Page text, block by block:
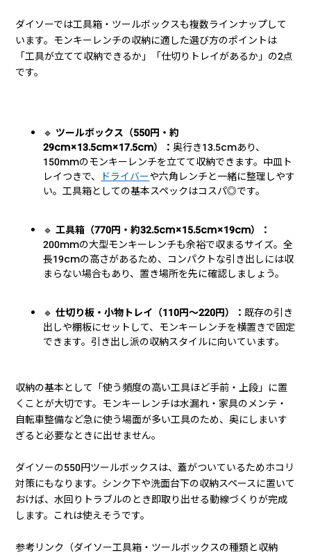
ダイソーでは工具箱・ツールボックスも複数ラインナップして
います。モンキーレンチの収納に適した選び方のポイントは
「工具が立てて収納できるか」「仕切りトレイがあるか」の2点
です。
🔹 ツールボックス（550円・約
29cm×13.5cm×17.5cm）：奥行き13.5cmあり、
150mmのモンキーレンチを立てて収納できます。中皿ト
レイつきで、
ドライバーや六角レンチと一緒に整理しやす
い。工具箱としての基本スペックはコスパ◎です。
🔹工具箱（770円・約32.5cm×15.5cm×19cm）：
200mmの大型モンキーレンチも余裕で収まるサイズ。全
長19cmの高さがあるため、コンパクトな引き出しには収
まらない場合もあり、置き場所を先に確認しましょう。
🔹仕切り板・小物トレイ（110円〜220円）：既存の引き
出しや棚板にセットして、モンキーレンチを横置きで固定
できます。引き出し派の収納スタイルに向いています。
収納の基本として「使う頻度の高い工具ほど手前・上段」に置
くことが大切です。モンキーレンチは水漏れ・家具のメンテ・
自転車整備など急に使う場面が多い工具のため、奥にしまいす
ぎると必要なときに出せません。
ダイソーの550円ツールボックスは、蓋がついているためホコリ
対策にもなります。シンク下や洗面台下の収納スペースに置いて
おけば、水回りトラブルのとき即取り出せる動線づくりが完成
します。これは使えそうです。
参考リンク（ダイソー工具箱・ツールボックスの種類と収納